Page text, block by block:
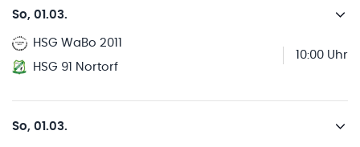
So, 01.03.
HSG WaBo 2011
HSG 91 Nortorf
10:00 Uhr
So, 01.03.